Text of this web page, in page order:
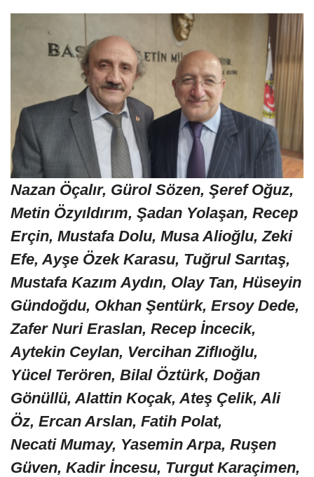
Nazan Öçalır, Gürol Sözen, Şeref Oğuz,
Metin Özyıldırım, Şadan Yolaşan, Recep
Erçin, Mustafa Dolu, Musa Alioğlu, Zeki
Efe, Ayşe Özek Karasu, Tuğrul Sarıtaş,
Mustafa Kazım Aydın, Olay Tan, Hüseyin
Gündoğdu, Okhan Şentürk, Ersoy Dede,
Zafer Nuri Eraslan, Recep İncecik,
Aytekin Ceylan, Vercihan Ziflıoğlu,
Yücel Terören, Bilal Öztürk, Doğan
Gönüllü, Alattin Koçak, Ateş Çelik, Ali
Öz, Ercan Arslan, Fatih Polat,
Necati Mumay, Yasemin Arpa, Ruşen
Güven, Kadir İncesu, Turgut Karaçimen,